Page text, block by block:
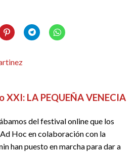
XXI: LA PEQUEÑA VENECIA
del festival online que los
Hoc en colaboración con la
han puesto en marcha para dar a